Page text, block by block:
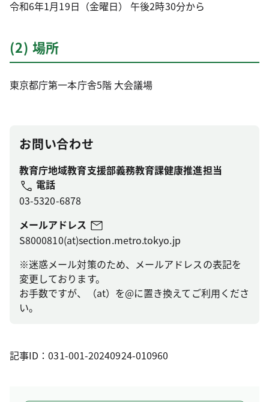
令和6年1月19日（金曜日） 午後2時30分から
(2) 場所
東京都庁第一本庁舎5階 大会議場
お問い合わせ
教育庁地域教育支援部義務教育課健康推進担当
電話
03-5320-6878
メールアドレス
S8000810(at)section.metro.tokyo.jp
※迷惑メール対策のため、メールアドレスの表記を
変更しております。
お手数ですが、（at）を@に置き換えてご利用くださ
い。
記事ID：031-001-20240924-010960